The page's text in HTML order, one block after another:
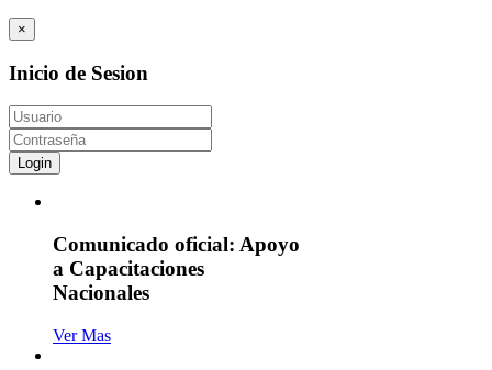
×
Inicio de Sesion
Login
Comunicado oficial: Apoyo
a Capacitaciones
Nacionales
Ver Mas